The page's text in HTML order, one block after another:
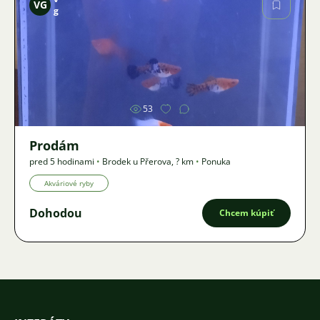
Obrázok
VG g
53
Prodám
pred 5 hodinami • Brodek u Přerova,? km • Ponuka
Akváriové ryby
Dohodou Chcem kúpiť